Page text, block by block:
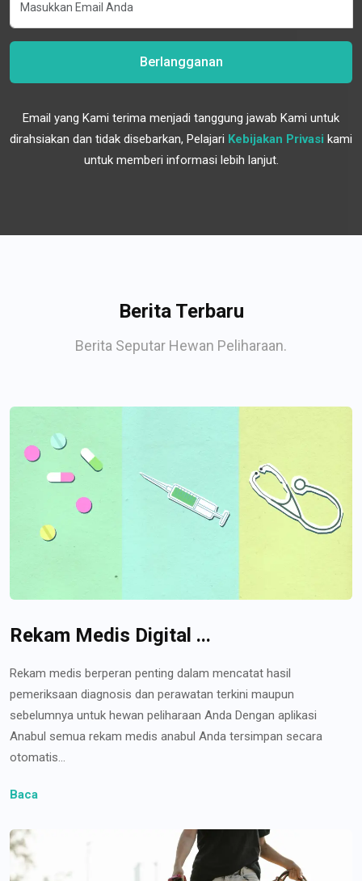
Berlangganan
Email yang Kami terima menjadi tanggung jawab Kami untuk
dirahsiakan dan tidak disebarkan, Pelajari Kebijakan Privasi kami
untuk memberi informasi lebih lanjut.
Berita Terbaru
Berita Seputar Hewan Peliharaan.
Rekam Medis Digital ...
Rekam medis berperan penting dalam mencatat hasil
pemeriksaan diagnosis dan perawatan terkini maupun
sebelumnya untuk hewan peliharaan Anda Dengan aplikasi
Anabul semua rekam medis anabul Anda tersimpan secara
otomatis...
Baca